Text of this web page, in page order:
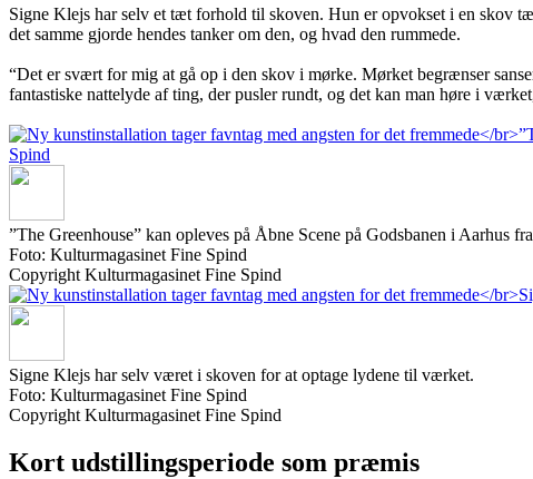
Signe Klejs har selv et tæt forhold til skoven. Hun er opvokset i en skov
det samme gjorde hendes tanker om den, og hvad den rummede.
“Det er svært for mig at gå op i den skov i mørke. Mørket begrænser
fantastiske nattelyde af ting, der pusler rundt, og det kan man høre i
”The Greenhouse” kan opleves på Åbne Scene på Godsbanen i Aarhus
Foto: Kulturmagasinet Fine Spind
Copyright Kulturmagasinet Fine Spind
Signe Klejs har selv været i skoven for at optage lydene til værket.
Foto: Kulturmagasinet Fine Spind
Copyright Kulturmagasinet Fine Spind
Kort udstillingsperiode som præmis